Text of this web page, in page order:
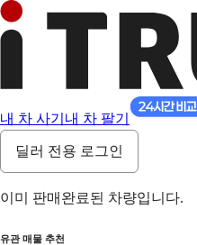
내 차 사기 내 차 팔기
딜러 전용 로그인
이미 판매완료된 차량입니다.
유관 매물 추천